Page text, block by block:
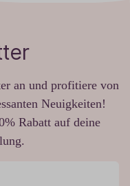
an und profitiere von
Neuigkeiten!
Rabatt auf deine